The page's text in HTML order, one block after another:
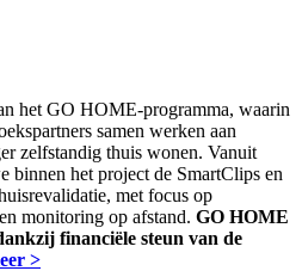
het GO HOME-programma, waarin
samen werken aan
zelfstandig thuis wonen. Vanuit
binnen het project de SmartClips en
met focus op
monitoring op afstand. GO HOME
financiële steun van de
>